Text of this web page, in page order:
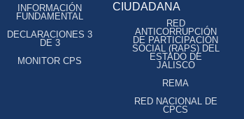
INFORMACIÓN
FUNDAMENTAL
DECLARACIONES 3
DE 3
MONITOR CPS
CIUDADANA
RED
ANTICORRUPCIÓN
DE PARTICIPACIÓN
SOCIAL (RAPS) DEL
ESTADO DE
JALISCO
REMA
RED NACIONAL DE
CPCS